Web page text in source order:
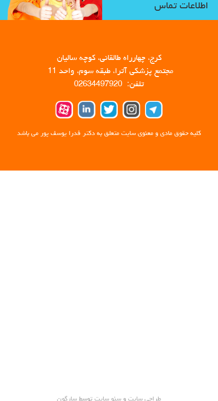
اطلاعات تماس
کرج، چهارراه طالقانی، کوچه سالیان
مجتمع پزشکی آترا، طبقه سوم، واحد 11
تلفن: 02634497920
کلیه حقوق مادی و معنوی سایت متعلق به دکتر فدرا یوسف پور می باشد
طراحی سایت و سئو سایت توسط سارگون